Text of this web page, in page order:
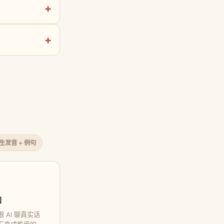
发音 + 例句
AI 聊真实话